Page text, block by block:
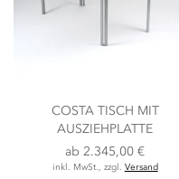
COSTA TISCH MIT
AUSZIEHPLATTE
ab2.345,00 €
inkl. MwSt., zzgl. Versand